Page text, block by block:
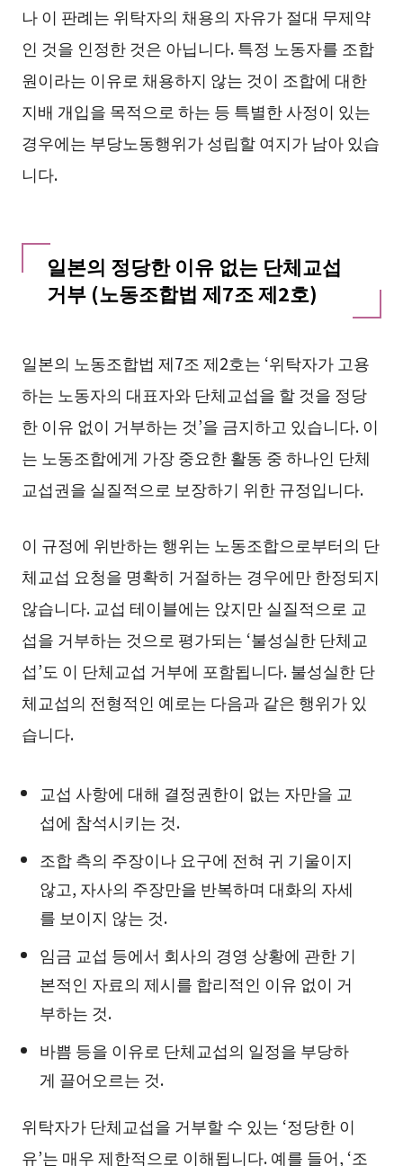
나 이 판례는 위탁자의 채용의 자유가 절대 무제약
인 것을 인정한 것은 아닙니다. 특정 노동자를 조합
원이라는 이유로 채용하지 않는 것이 조합에 대한
지배 개입을 목적으로 하는 등 특별한 사정이 있는
경우에는 부당노동행위가 성립할 여지가 남아 있습
니다.
일본의 정당한 이유 없는 단체교섭
거부 (노동조합법 제7조 제2호)
일본의 노동조합법 제7조 제2호는 ‘위탁자가 고용
하는 노동자의 대표자와 단체교섭을 할 것을 정당
한 이유 없이 거부하는 것’을 금지하고 있습니다. 이
는 노동조합에게 가장 중요한 활동 중 하나인 단체
교섭권을 실질적으로 보장하기 위한 규정입니다.
이 규정에 위반하는 행위는 노동조합으로부터의 단
체교섭 요청을 명확히 거절하는 경우에만 한정되지
않습니다. 교섭 테이블에는 앉지만 실질적으로 교
섭을 거부하는 것으로 평가되는 ‘불성실한 단체교
섭’도 이 단체교섭 거부에 포함됩니다. 불성실한 단
체교섭의 전형적인 예로는 다음과 같은 행위가 있
습니다.
교섭 사항에 대해 결정권한이 없는 자만을 교
섭에 참석시키는 것.
조합 측의 주장이나 요구에 전혀 귀 기울이지
않고, 자사의 주장만을 반복하며 대화의 자세
를 보이지 않는 것.
임금 교섭 등에서 회사의 경영 상황에 관한 기
본적인 자료의 제시를 합리적인 이유 없이 거
부하는 것.
바쁨 등을 이유로 단체교섭의 일정을 부당하
게 끌어오르는 것.
위탁자가 단체교섭을 거부할 수 있는 ‘정당한 이
유’는 매우 제한적으로 이해됩니다. 예를 들어, ‘조